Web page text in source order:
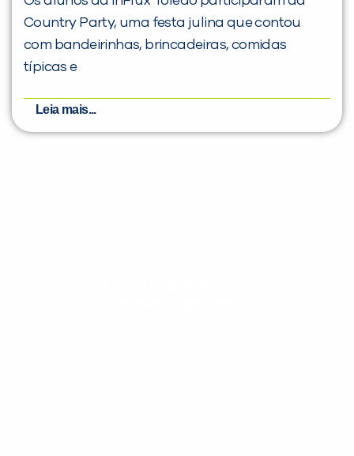
Country Party, uma festa julina que contou
com bandeirinhas, brincadeiras, comidas
típicas e
Leia mais...